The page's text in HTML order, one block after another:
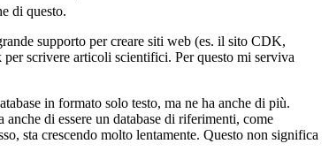
di questo.
supporto per creare siti web (es. il sito CDK,
scrivere articoli scientifici. Per questo mi serviva
in formato solo testo, ma ne ha anche di più.
di essere un database di riferimenti, come
sta crescendo molto lentamente. Questo non significa